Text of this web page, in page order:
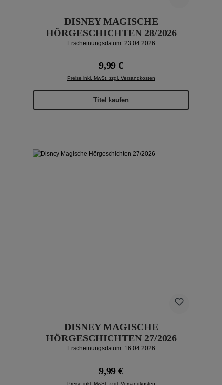
DISNEY MAGISCHE
HÖRGESCHICHTEN 28/2026
Erscheinungsdatum: 23.04.2026
Regulärer Preis:
9,99 €
Preise inkl. MwSt. zzgl. Versandkosten
Titel kaufen
DISNEY MAGISCHE
HÖRGESCHICHTEN 27/2026
Erscheinungsdatum: 16.04.2026
Regulärer Preis:
9,99 €
Preise inkl. MwSt. zzgl. Versandkosten